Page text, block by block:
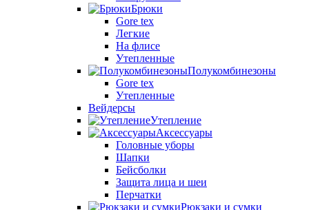
Брюки
Gore tex
Легкие
На флисе
Утепленные
Полукомбинезоны
Gore tex
Утепленные
Вейдерсы
Утепление
Аксессуары
Головные уборы
Шапки
Бейсболки
Защита лица и шеи
Перчатки
Рюкзаки и сумки